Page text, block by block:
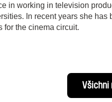
in working in television
In recent years she has
for the cinema circuit.